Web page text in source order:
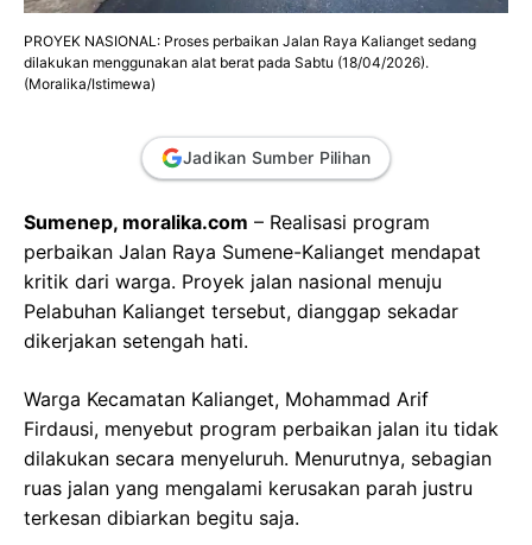
PROYEK NASIONAL: Proses perbaikan Jalan Raya Kalianget sedang
dilakukan menggunakan alat berat pada Sabtu (18/04/2026).
(Moralika/Istimewa)
Jadikan Sumber Pilihan
Sumenep, moralika.com – Realisasi program
perbaikan Jalan Raya Sumene-Kalianget mendapat
kritik dari warga. Proyek jalan nasional menuju
Pelabuhan Kalianget tersebut, dianggap sekadar
dikerjakan setengah hati.
Warga Kecamatan Kalianget, Mohammad Arif
Firdausi, menyebut program perbaikan jalan itu tidak
dilakukan secara menyeluruh. Menurutnya, sebagian
ruas jalan yang mengalami kerusakan parah justru
terkesan dibiarkan begitu saja.